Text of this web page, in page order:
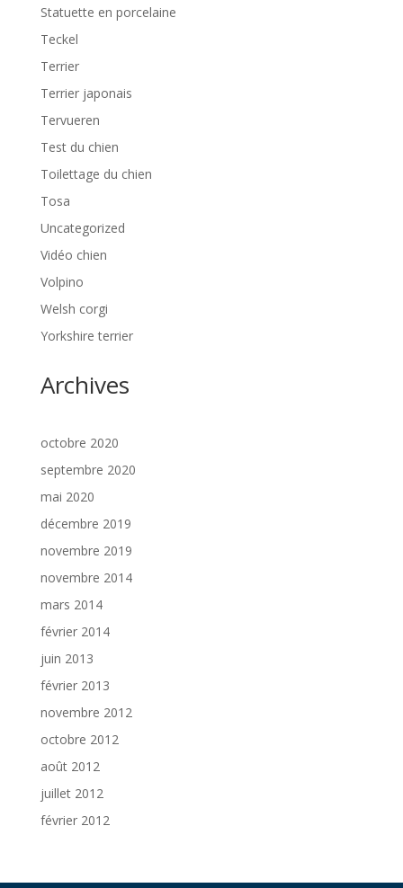
Statuette en porcelaine
Teckel
Terrier
Terrier japonais
Tervueren
Test du chien
Toilettage du chien
Tosa
Uncategorized
Vidéo chien
Volpino
Welsh corgi
Yorkshire terrier
Archives
octobre 2020
septembre 2020
mai 2020
décembre 2019
novembre 2019
novembre 2014
mars 2014
février 2014
juin 2013
février 2013
novembre 2012
octobre 2012
août 2012
juillet 2012
février 2012